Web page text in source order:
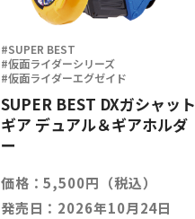
#SUPER BEST
#仮面ライダーシリーズ
#仮面ライダーエグゼイド
SUPER BEST DXガシャット
ギア デュアル＆ギアホルダ
ー
価格：5,500円（税込）
発売日：2026年10月24日